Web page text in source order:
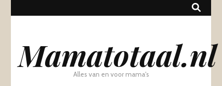
Mamatotaal.nl
Alles van en voor mama's